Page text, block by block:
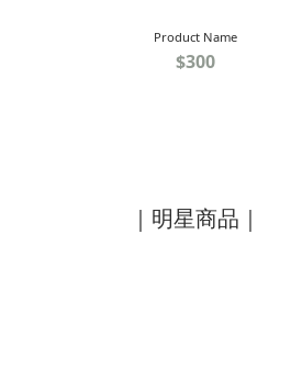
Product Name
$300
｜明星商品｜